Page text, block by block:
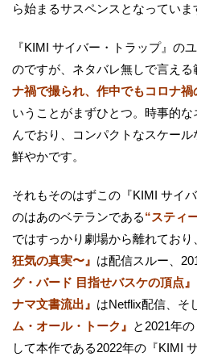
ら始まるサスペンスとなっていま
『KIMI サイバー・トラップ』の
のですが、ネタバレ無しで言える
ナ禍で撮られ、作中でもコロナ
いうことがまずひとつ。時事的
んでおり、コンパクトなスケー
鮮やかです。
それもそのはずこの『KIMI サイ
のはあのベテランである“スティ
ではすっかり劇場から離れており
狂気の真実〜』 は配信スルー、
グ・バード 目指せバスケの頂点』
ナマ文書流出』 はNetflix配信、そ
ム・オール・トーク』 と2021年の
して本作である2022年の『KIMI